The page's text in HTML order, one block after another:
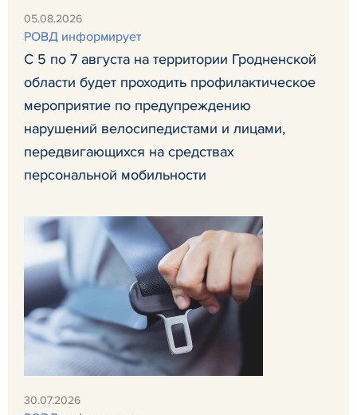
05.08.2026
РОВД информирует
С 5 по 7 августа на территории Гродненской
области будет проходить профилактическое
мероприятие по предупреждению
нарушений велосипедистами и лицами,
передвигающихся на средствах
персональной мобильности
30.07.2026